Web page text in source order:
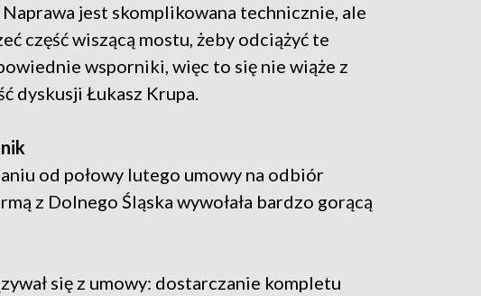
jest skomplikowana technicznie, ale
część wiszącą mostu, żeby odciążyć te
wsporniki, więc to się nie wiąże z
dyskusji Łukasz Krupa.
od połowy lutego umowy na odbiór
z Dolnego Śląska wywołała bardzo gorącą
się z umowy: dostarczanie kompletu